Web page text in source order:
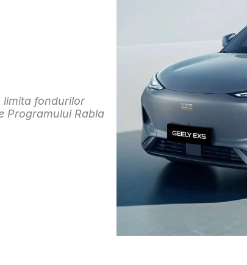
limita fondurilor
Programului Rabla